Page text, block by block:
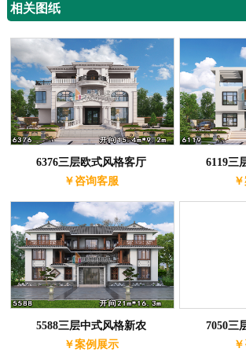
相关图纸
6376三层欧式风格客厅
￥咨询客服
6119三
5588三层中式风格新农
￥案例展示
7050三